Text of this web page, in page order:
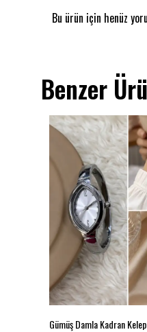
Bu ürün için henüz
Benzer